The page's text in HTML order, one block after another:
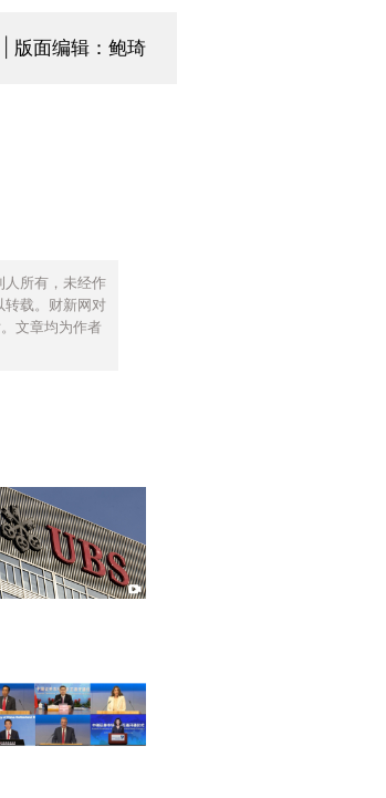
版面编辑：鲍琦
人所有，未经作
转载。财新网对
文章均为作者